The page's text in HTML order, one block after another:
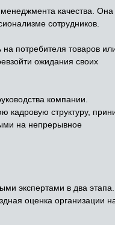
качества. Она
сотрудников.
потребителя товаров
ожидания своих
компании.
кадровую структуру,
на непрерывное
экспертами в два
оценка организации